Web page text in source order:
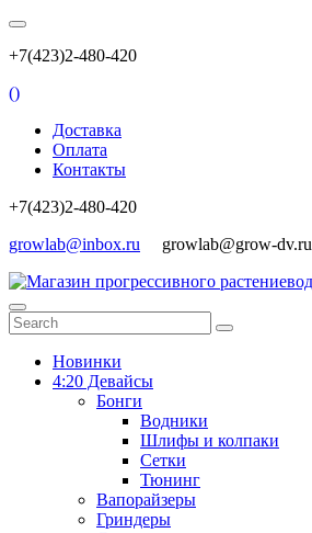
+7(423)2-480-420
()
Доставка
Оплата
Контакты
+7(423)2-480-420
growlab@inbox.ru growlab@grow-dv.ru
Новинки
4:20 Девайсы
Бонги
Водники
Шлифы и колпаки
Сетки
Тюнинг
Вапорайзеры
Гриндеры